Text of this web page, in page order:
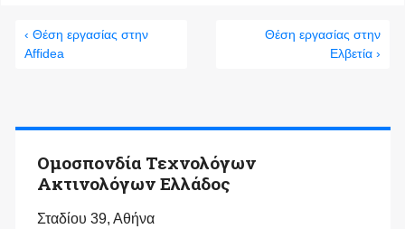
‹ Θέση εργασίας στην
Affidea
Θέση εργασίας στην
Ελβετία ›
Ομοσπονδία Τεχνολόγων
Ακτινολόγων Ελλάδος
Σταδίου 39, Αθήνα